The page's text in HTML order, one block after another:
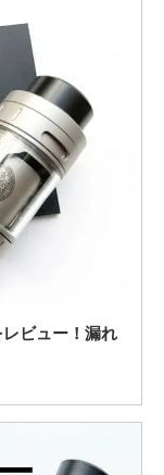
レビュー！漏れ